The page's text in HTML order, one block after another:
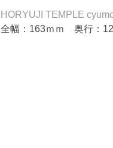
HORYUJI TEMPLE
全幅：163ｍｍ 奥行：